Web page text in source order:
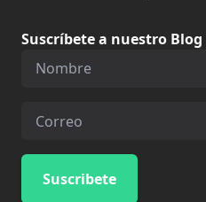
Suscríbete a nuestro Blog